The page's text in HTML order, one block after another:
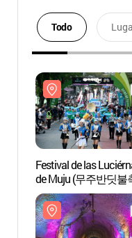
Todo
Festival de las
de Muju (무주반딧불